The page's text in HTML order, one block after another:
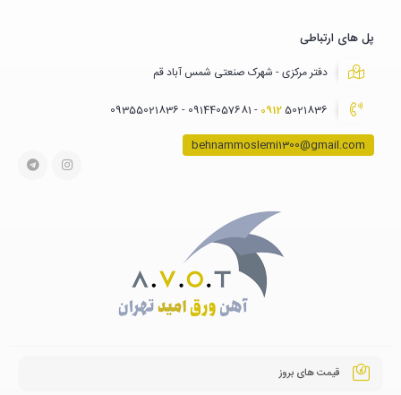
پل های ارتباطی
دفتر مرکزی - شهرک صنعتی شمس آباد قم
09125021836 - 09144057681 - 09355021836
behnammoslemi1300@gmail.com
قیمت های بروز